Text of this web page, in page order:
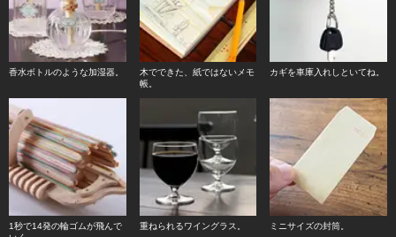
香水ボトルのような加湿器。
木でできた、紙ではないメモ
帳。
カギを車庫入れしといてね。
1秒で14発の輪ゴムが飛んで
重ねられるワイングラス。 ミニサイズの封筒。